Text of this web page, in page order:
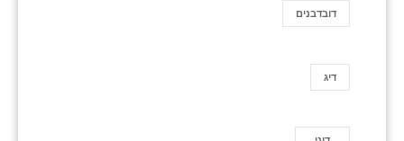
דובדבנים
דיג